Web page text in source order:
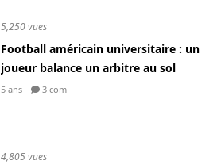
5,250 vues
Football américain universitaire : un
joueur balance un arbitre au sol
5 ans 3 com
4,805 vues